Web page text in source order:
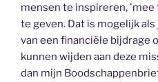
mensen te inspireren,
te geven. Dat is mogelijk
van een financiële bijdrage
kunnen wijden aan deze
dan mijn